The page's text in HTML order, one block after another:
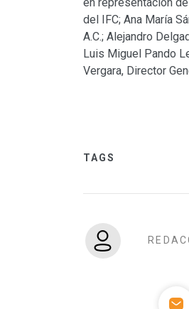
del IFC; Ana María
A.C.; Alejandro
Luis Miguel Pando
Vergara, Director
TAGS